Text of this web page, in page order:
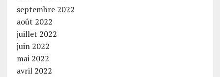
septembre 2022
août 2022
juillet 2022
juin 2022
mai 2022
avril 2022